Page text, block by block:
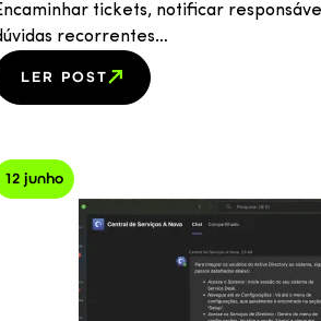
tickets, notificar
recorrentes…
LER POST
12 junho